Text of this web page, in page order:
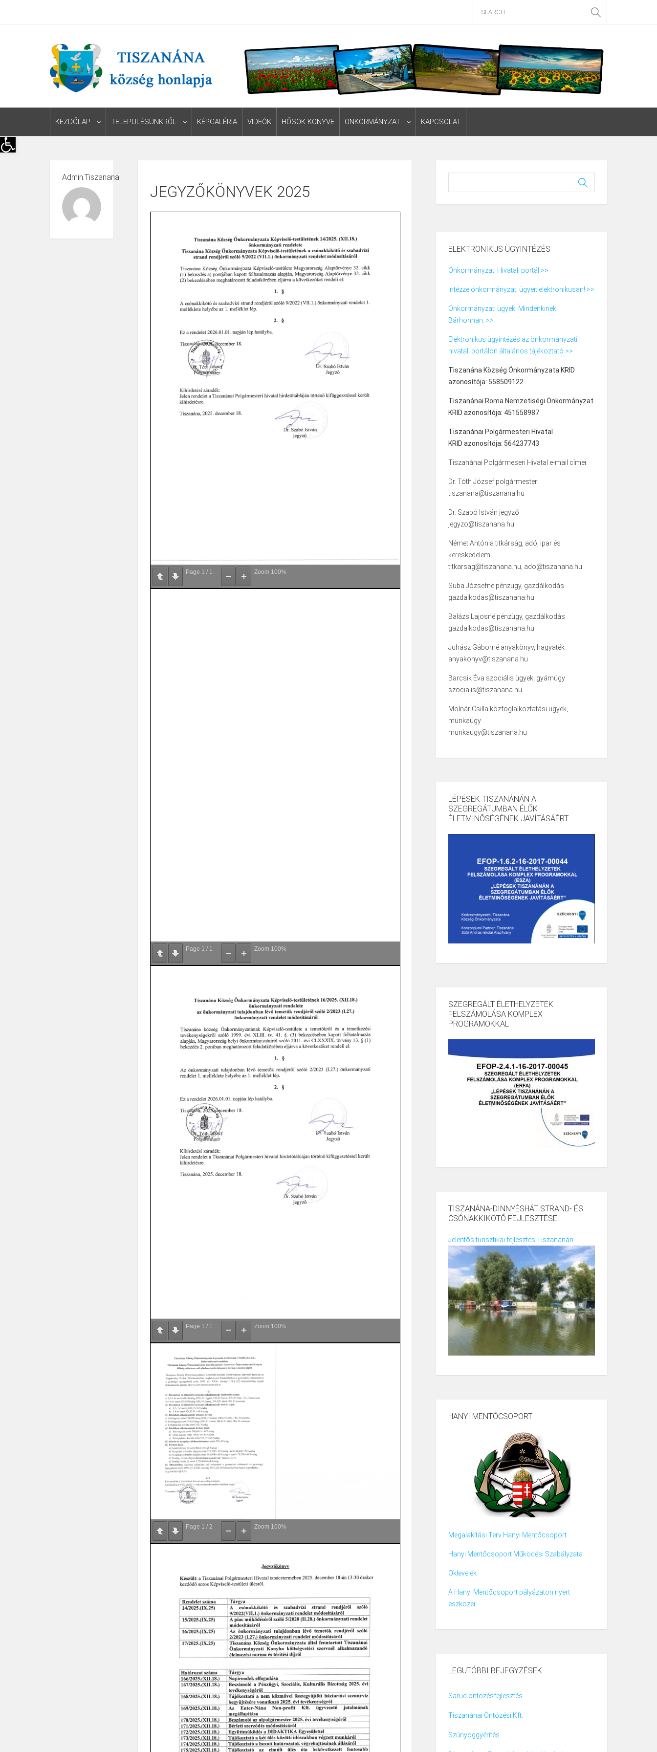
Eszköztár megnyitása
KEZDŐLAP TELEPÜLÉSÜNKRŐL KÉPGALÉRIA VIDEÓK HŐSÖK KÖNYVE ÖNKORMÁNYZAT KAPCSOLAT
Admin.tiszanana
JEGYZŐKÖNYVEK 2025
Page 1 / 1 Zoom 100%
Page 1 / 1 Zoom 100%
Page 1 / 1 Zoom 100%
Page 1 / 2 Zoom 100%
ELEKTRONIKUS ÜGYINTÉZÉS
Önkormányzati Hivatali portál >>
Intézze önkormányzati ügyeit elektronikusan! >>
Önkormányzati ügyek. Mindenkinek.
Bárhonnan. >>
Elektronikus ügyintézés az önkormányzati
hivatali portálon általános tájékoztató >>
Tiszanána Község Önkormányzata KRID
azonosítója: 558509122
Tiszanánai Roma Nemzetiségi Önkormányzat
KRID azonosítója: 451558987
Tiszanánai Polgármesteri Hivatal
KRID azonosítója: 564237743
Tiszanánai Polgármeseri Hivatal e-mail címei:
Dr. Tóth József polgármester
tiszanana@tiszanana.hu
Dr. Szabó István jegyző
jegyzo@tiszanana.hu
Német Antónia titkárság, adó, ipar és
kereskedelem
titkarsag@tiszanana.hu, ado@tiszanana.hu
Suba Józsefné pénzügy, gazdálkodás
gazdalkodas@tiszanana.hu
Balázs Lajosné pénzügy, gazdálkodás
gazdalkodas@tiszanana.hu
Juhász Gáborné anyakönyv, hagyaték
anyakonyv@tiszanana.hu
Barcsik Éva szociális ügyek, gyámügy
szocialis@tiszanana.hu
Molnár Csilla közfoglalkoztatási ügyek,
munkaügy
munkaugy@tiszanana.hu
LÉPÉSEK TISZANÁNÁN A
SZEGREGÁTUMBAN ÉLŐK
ÉLETMINŐSÉGÉNEK JAVÍTÁSÁÉRT
SZEGREGÁLT ÉLETHELYZETEK
FELSZÁMOLÁSA KOMPLEX
PROGRAMOKKAL
TISZANÁNA-DINNYÉSHÁT STRAND- ÉS
CSÓNAKKIKÖTŐ FEJLESZTÉSE
Jelentős turisztikai fejlesztés Tiszanánán
HANYI MENTŐCSOPORT
Megalakítási Terv Hanyi Mentőcsoport
Hanyi Mentőcsoport Működési Szabályzata
Oklevelek
A Hanyi Mentőcsoport pályázaton nyert
eszközei
LEGUTÓBBI BEJEGYZÉSEK
Sarud öntözésfejlesztés
Tiszanánai Öntözési Kft.
Szúnyoggyérítés